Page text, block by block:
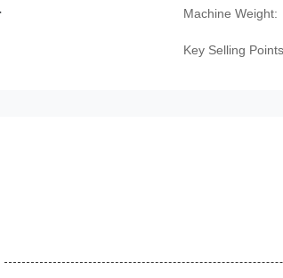
Machine Weight:
Key Selling